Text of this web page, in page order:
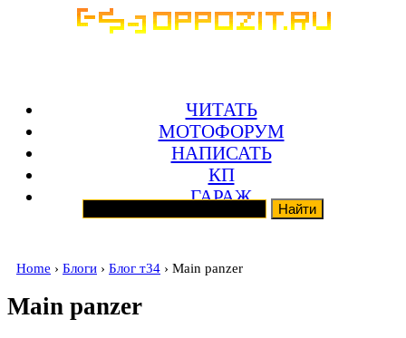
ЧИТАТЬ
МОТОФОРУМ
НАПИСАТЬ
КП
ГАРАЖ
Home › Блоги › Блог т34 › Main panzer
Main panzer